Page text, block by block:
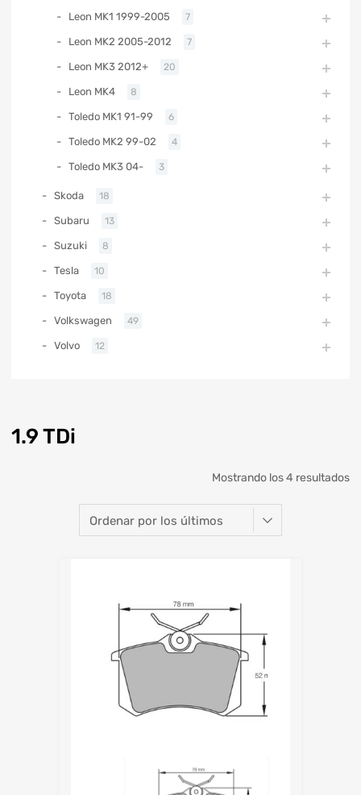
1.9 TDi
Mostrando los 4 resultados
Leon MK1 1999-2005 7
Leon MK2 2005-2012 7
Leon MK3 2012+ 20
Leon MK4 8
Toledo MK1 91-99 6
Toledo MK2 99-02 4
Toledo MK3 04- 3
Skoda 18
Subaru 13
Suzuki 8
Tesla 10
Toyota 18
Volkswagen 49
Volvo 12